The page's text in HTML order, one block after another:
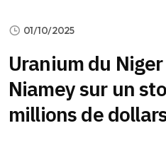
01/10/2025
Uranium du
Niamey sur un
millions de